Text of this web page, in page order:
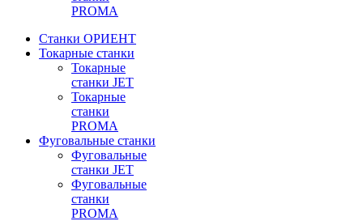
PROMA
Станки ОРИЕНТ
Токарные станки
Toкарные
станки JET
Токарные
станки
PROMA
Фуговальные станки
Фуговальные
станки JET
Фуговальные
станки
PROMA